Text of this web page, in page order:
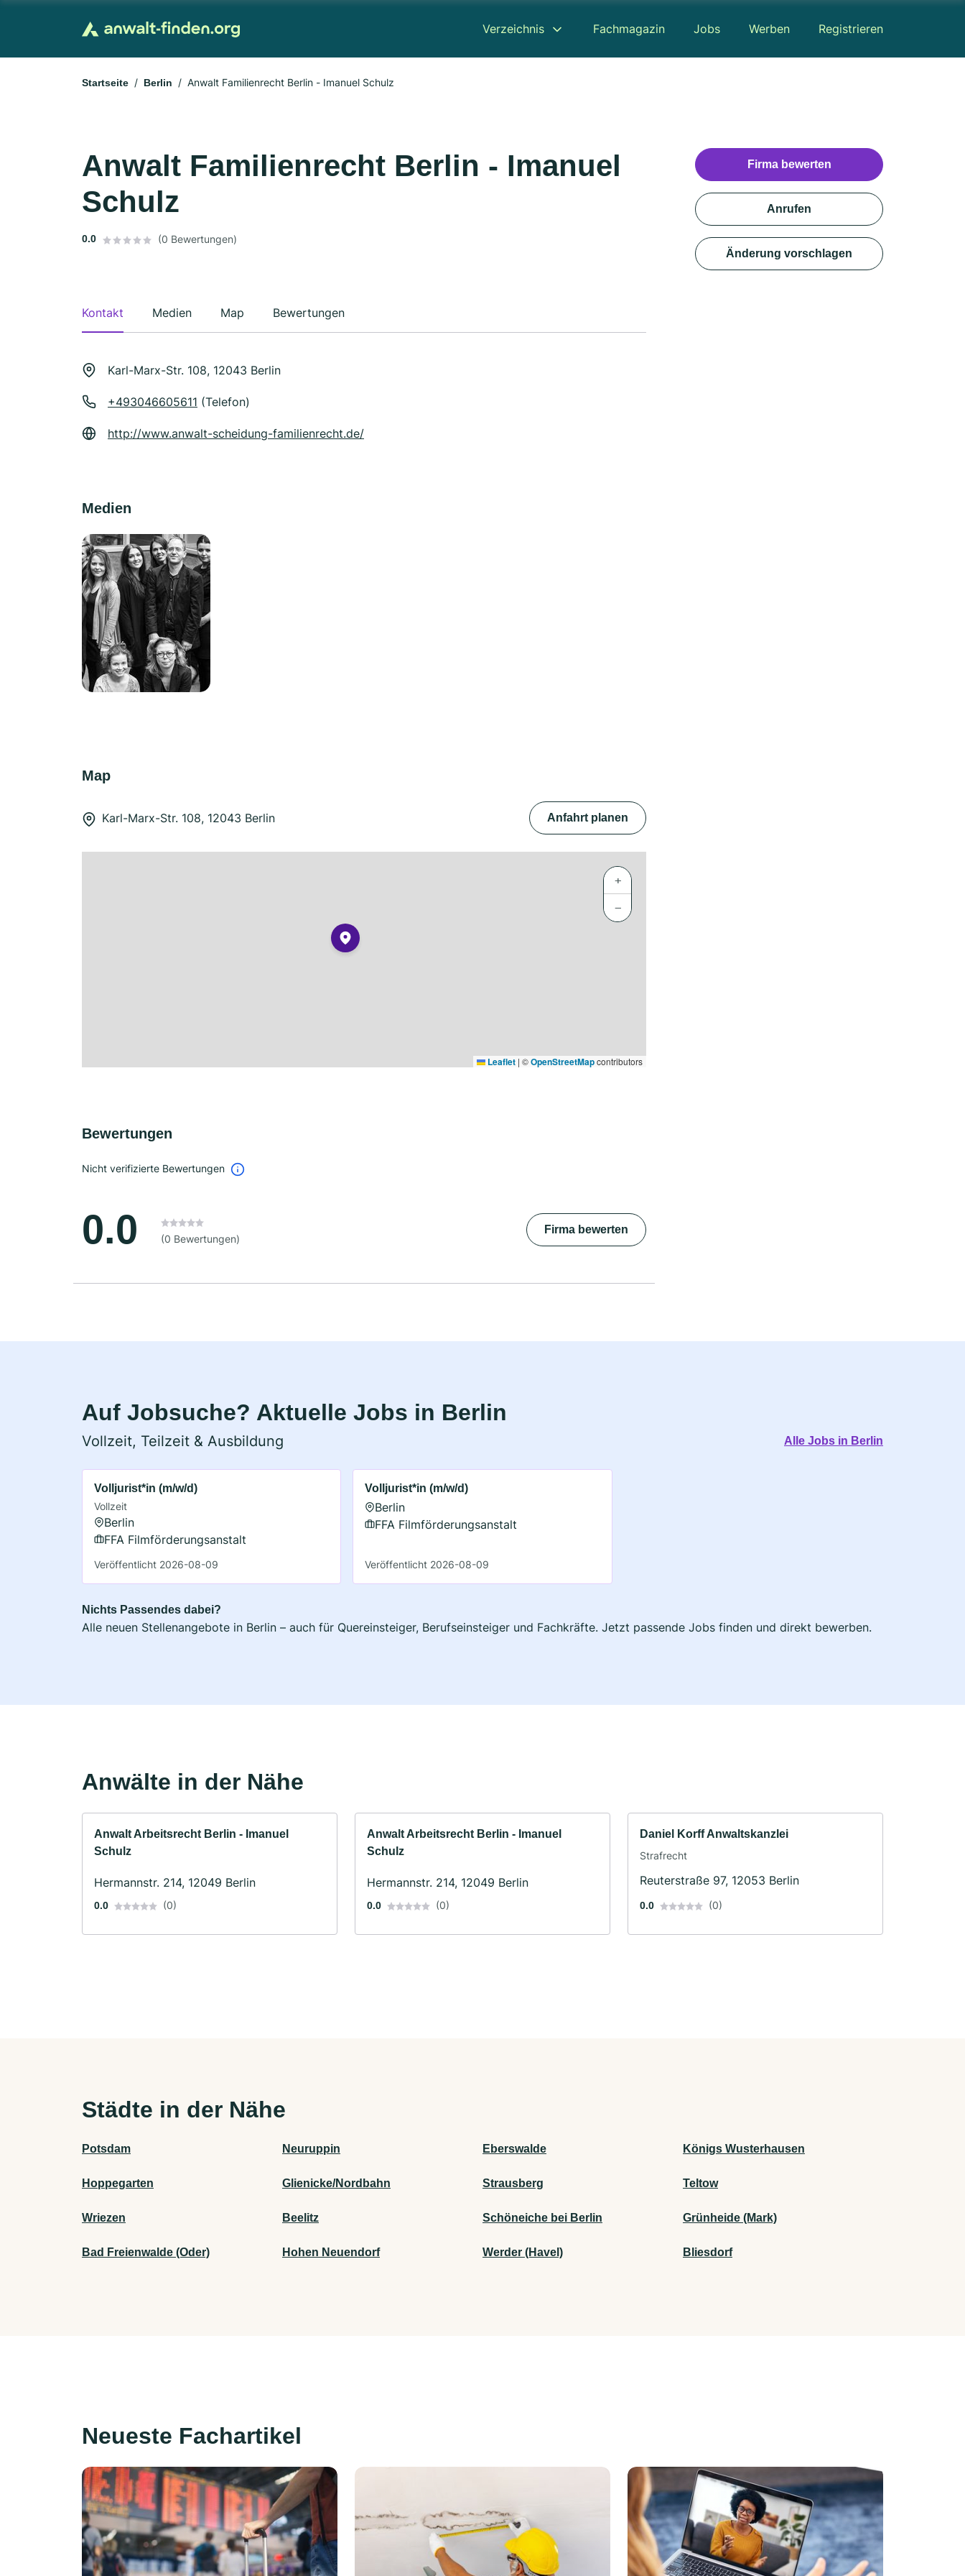
Verzeichnis Fachmagazin Jobs Werben Registrieren
Startseite Berlin Anwalt Familienrecht Berlin - Imanuel Schulz
Anwalt Familienrecht Berlin - Imanuel
Schulz
0.0 (0 Bewertungen)
Kontakt Medien Map Bewertungen
Karl-Marx-Str. 108, 12043 Berlin
+493046605611 (Telefon)
http://www.anwalt-scheidung-familienrecht.de/
Medien
Map
Karl-Marx-Str. 108, 12043 Berlin Anfahrt planen
+
−
Leaflet | ©OpenStreetMapcontributors
Bewertungen
Nicht verifizierte Bewertungen
0.0 (0 Bewertungen)
Firma bewerten
Firma bewerten
Anrufen
Änderung vorschlagen
Auf Jobsuche? Aktuelle Jobs in Berlin
Vollzeit, Teilzeit & Ausbildung Alle Jobs in Berlin
Volljurist*in (m/w/d)
Vollzeit
Berlin
FFA Filmförderungsanstalt
Veröffentlicht 2026-08-09
Volljurist*in (m/w/d)
Berlin
FFA Filmförderungsanstalt
Veröffentlicht 2026-08-09
Nichts Passendes dabei?
Alle neuen Stellenangebote in Berlin – auch für Quereinsteiger, Berufseinsteiger und Fachkräfte. Jetzt passende Jobs finden und direkt bewerben.
Anwälte in der Nähe
Anwalt Arbeitsrecht Berlin - Imanuel
Schulz
Hermannstr. 214, 12049 Berlin
0.0 (0)
Anwalt Arbeitsrecht Berlin - Imanuel
Schulz
Hermannstr. 214, 12049 Berlin
0.0 (0)
Daniel Korff Anwaltskanzlei
Strafrecht
Reuterstraße 97, 12053 Berlin
0.0 (0)
Städte in der Nähe
Potsdam Neuruppin Eberswalde Königs Wusterhausen
Hoppegarten Glienicke/Nordbahn Strausberg Teltow
Wriezen Beelitz Schöneiche bei Berlin Grünheide (Mark)
Bad Freienwalde (Oder) Hohen Neuendorf Werder (Havel) Bliesdorf
Neueste Fachartikel